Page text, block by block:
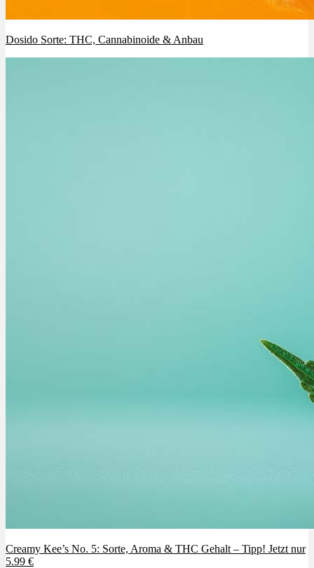
Dosido Sorte: THC, Cannabinoide & Anbau
Creamy Kee’s No. 5: Sorte, Aroma & THC Gehalt – Tipp! Jetzt nur
5.99 €